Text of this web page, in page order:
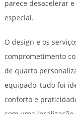
parece desacelerar
especial.
O design e os
comprometimento
de quarto
equipado, tudo foi
conforto e